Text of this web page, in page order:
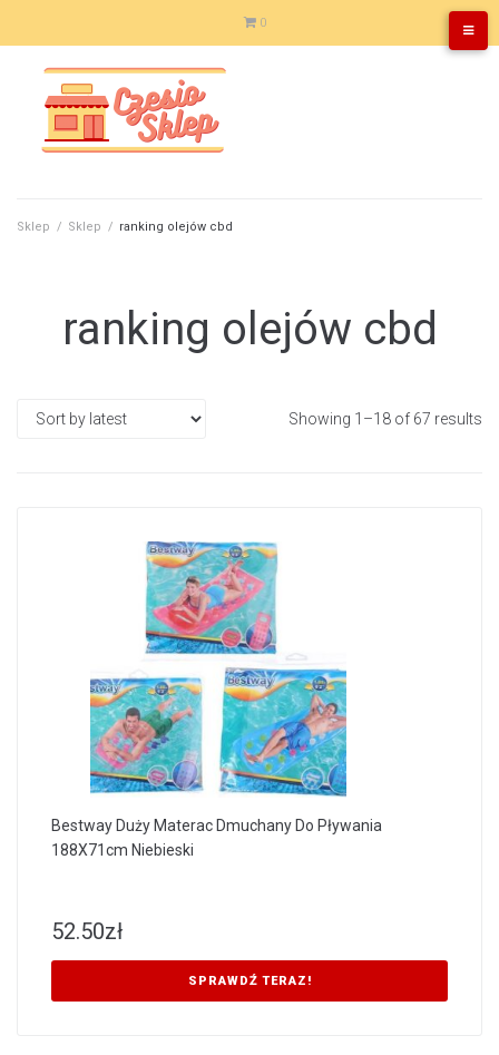
0
Sklep / Sklep / ranking olejów cbd
ranking olejów cbd
Showing 1–18 of 67 results
Bestway Duży Materac Dmuchany Do Pływania
188X71cm Niebieski
52.50zł
SPRAWDŹ TERAZ!